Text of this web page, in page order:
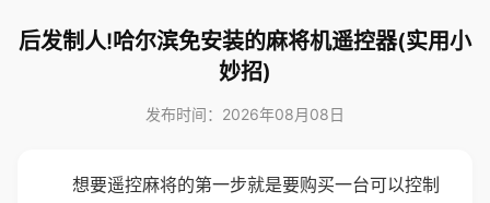
后发制人!哈尔滨免安装的麻将机遥控器(实用小
妙招)
发布时间：2026年08月08日
想要遥控麻将的第一步就是要购买一台可以控制